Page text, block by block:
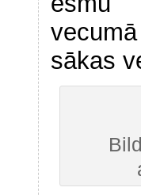
sākas